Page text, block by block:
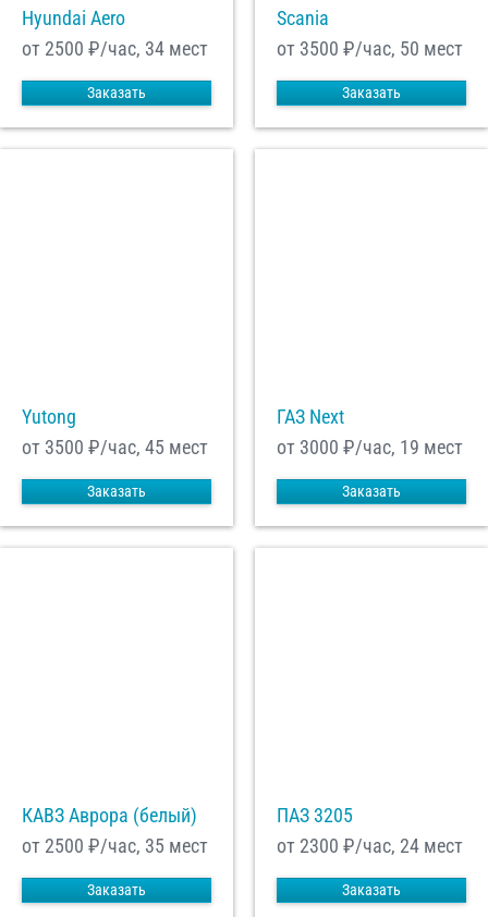
Hyundai Aero
от 2500 ₽/час, 34 мест
Заказать
Scania
от 3500 ₽/час, 50 мест
Заказать
Yutong
от 3500 ₽/час, 45 мест
Заказать
ГАЗ Next
от 3000 ₽/час, 19 мест
Заказать
КАВЗ Аврора (белый)
от 2500 ₽/час, 35 мест
Заказать
ПАЗ 3205
от 2300 ₽/час, 24 мест
Заказать